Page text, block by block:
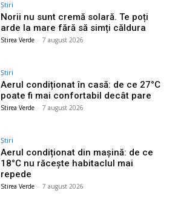
Știri
Norii nu sunt cremă solară. Te poți
arde la mare fără să simți căldura
Stirea Verde - 7 august 2026
Știri
Aerul condiționat în casă: de ce 27°C
poate fi mai confortabil decât pare
Stirea Verde - 7 august 2026
Știri
Aerul condiționat din mașină: de ce
18°C nu răcește habitaclul mai
repede
Stirea Verde - 7 august 2026